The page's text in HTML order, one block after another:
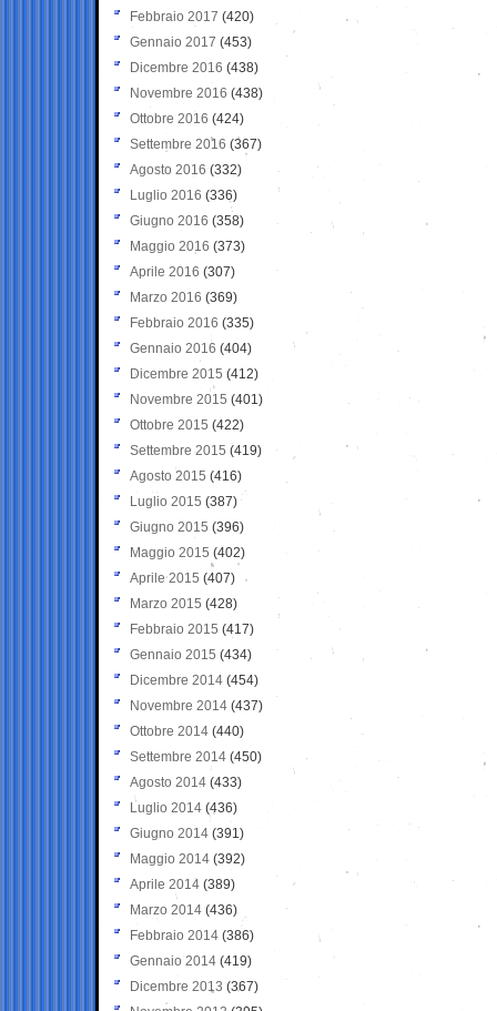
Febbraio 2017 (420)
Gennaio 2017 (453)
Dicembre 2016 (438)
Novembre 2016 (438)
Ottobre 2016 (424)
Settembre 2016 (367)
Agosto 2016 (332)
Luglio 2016 (336)
Giugno 2016 (358)
Maggio 2016 (373)
Aprile 2016 (307)
Marzo 2016 (369)
Febbraio 2016 (335)
Gennaio 2016 (404)
Dicembre 2015 (412)
Novembre 2015 (401)
Ottobre 2015 (422)
Settembre 2015 (419)
Agosto 2015 (416)
Luglio 2015 (387)
Giugno 2015 (396)
Maggio 2015 (402)
Aprile 2015 (407)
Marzo 2015 (428)
Febbraio 2015 (417)
Gennaio 2015 (434)
Dicembre 2014 (454)
Novembre 2014 (437)
Ottobre 2014 (440)
Settembre 2014 (450)
Agosto 2014 (433)
Luglio 2014 (436)
Giugno 2014 (391)
Maggio 2014 (392)
Aprile 2014 (389)
Marzo 2014 (436)
Febbraio 2014 (386)
Gennaio 2014 (419)
Dicembre 2013 (367)